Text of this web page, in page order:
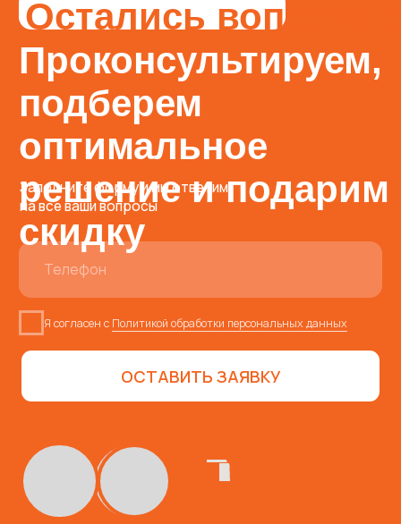
Наш специалист свяжется
с вами в ближайшее время
ТЕЛЕФОН
metkon18@mail.ru
8 (800) 234-
34-69
АДРЕС
посёлок, дом 8
Пн – Пт 09:00 – 18:00
МЕССЕНДЖЕРЫ